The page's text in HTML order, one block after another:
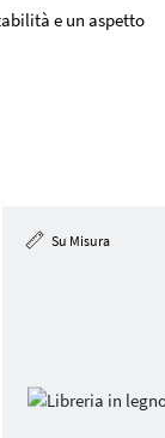
e un aspetto
Su Misura